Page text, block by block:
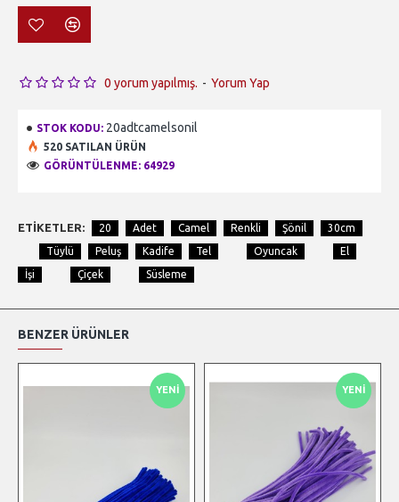
STOK KODU: 20adtcamelsonil
520 SATILAN ÜRÜN
GÖRÜNTÜLENME: 64929
0 yorum yapılmış. - Yorum Yap
ETIKETLER: 20 Adet Camel Renkli Şönil 30cm
Tüylü Peluş Kadife Tel Oyuncak
El
İşi
Çiçek Süsleme
BENZER ÜRÜNLER
YENI YENI